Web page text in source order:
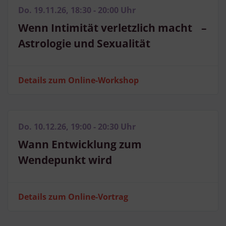
Do. 19.11.26, 18:30 - 20:00 Uhr
Wenn Intimität verletzlich macht –
Astrologie und Sexualität
Details zum Online-Workshop
Do. 10.12.26, 19:00 - 20:30 Uhr
Wann Entwicklung zum
Wendepunkt wird
Details zum Online-Vortrag